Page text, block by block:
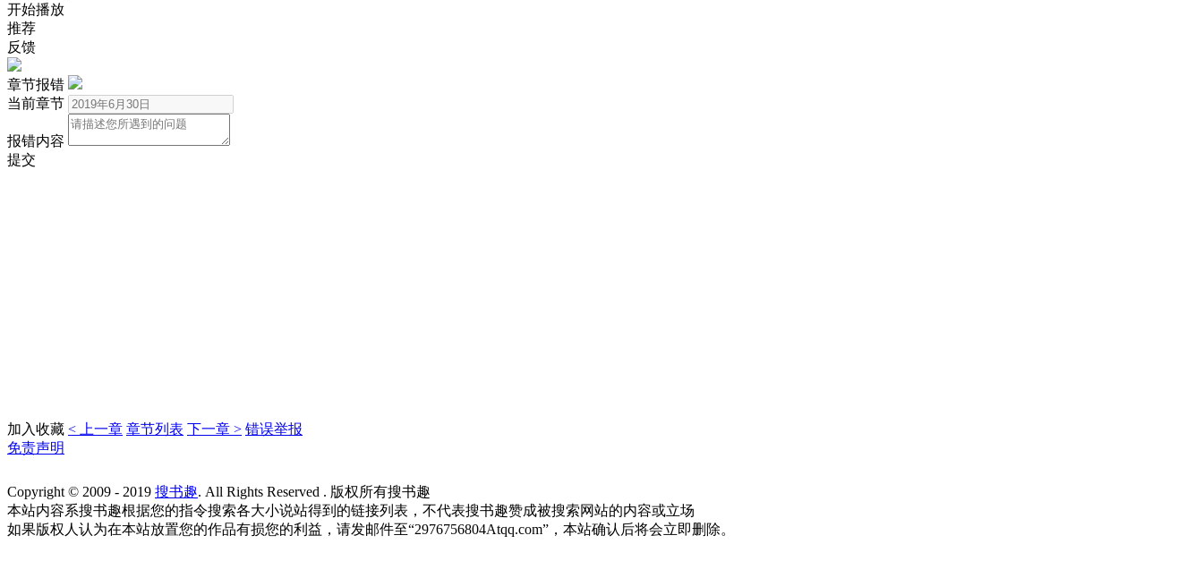
开始播放
推荐
反馈
章节报错
当前章节
报错内容
提交
加入收藏 < 上一章 章节列表 下一章 > 错误举报
免责声明
Copyright © 2009 - 2019 搜书趣. All Rights Reserved . 版权所有搜书趣
本站内容系搜书趣根据您的指令搜索各大小说站得到的链接列表，不代表搜书趣赞成被搜索网站的内容或立场
如果版权人认为在本站放置您的作品有损您的利益，请发邮件至“2976756804Atqq.com”，本站确认后将会立即删除。